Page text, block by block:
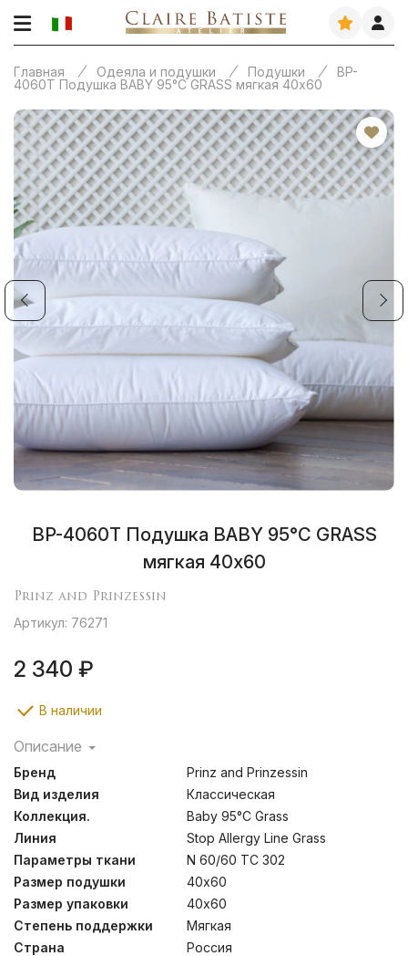
Главная Одеяла и подушки Подушки
BP-
4060T Подушка BABY 95°C GRASS мягкая 40х60
BP-4060T Подушка BABY 95°C GRASS
мягкая 40х60
Prinz and Prinzessin
Артикул: 76271
2 340 ₽
В наличии
Описание
Подушки, одеяла и наматрасники коллекции BABY
95°C GRASS подойдут детям с повышенными
требованиями к чистоте и безопасности постельных
принадлежностей. Ткань изделий состоит из 100%
хлопка, а наполнитель – 4-L волокна. Специально
разработанное полое волокно эффективно защищает
постель от пылевых клещей, бактерий и грибков.
Полиэфирные 4-L волокна обладают высокой
износостойкостью, обеспечивая сохранение
структуры и эластичности волокна даже после
многократных стирок. Стирка при температуре до
60°С.
Бренд
Prinz and Prinzessin
Вид изделия
Классическая
Коллекция.
Baby 95°C Grass
Линия
Stop Allergy Line Grass
Параметры ткани
N 60/60 TC 302
Размер подушки
40х60
Размер упаковки
40х60
Степень поддержки
Мягкая
Страна
Россия